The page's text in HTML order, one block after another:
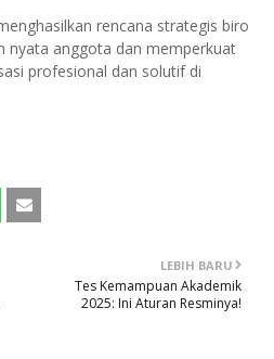
rencana strategis biro
nyata anggota dan memperkuat
profesional dan solutif di
LEBIH BARU
Tes Kemampuan Akademik
2025: Ini Aturan Resminya!